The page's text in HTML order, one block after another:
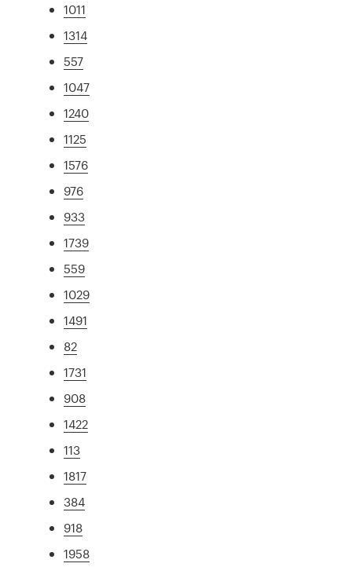
1011
1314
557
1047
1240
1125
1576
976
933
1739
559
1029
1491
82
1731
908
1422
113
1817
384
918
1958